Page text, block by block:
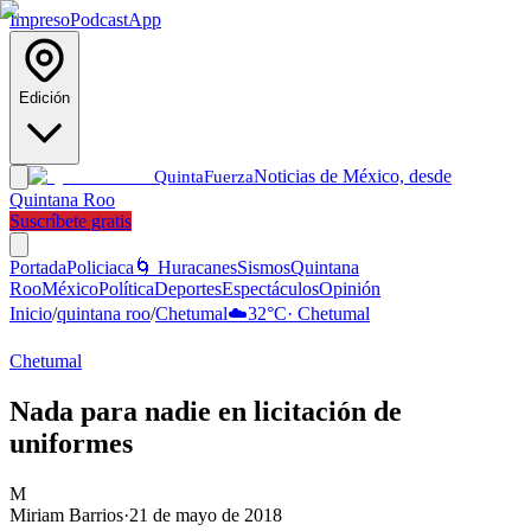
ImpresoPodcastApp
Edición
QuintaFuerzaNoticias de México, desde
Quintana Roo
Suscríbete gratis
PortadaPoliciaca 🌀 HuracanesSismosQuintana
RooMéxicoPolíticaDeportesEspectáculosOpinión
Inicio/quintana roo/Chetumal☁️32°C· Chetumal
Chetumal
Nada para nadie en licitación de
uniformes
M
Miriam Barrios·21 de mayo de 2018